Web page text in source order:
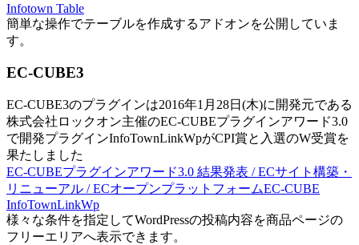
Infotown Table
簡単な操作でテーブルを作成するアドオンを公開していま
す。
EC-CUBE3
EC-CUBE3のプラグインは2016年1月28日(木)に開発元である
株式会社ロックオン主催のEC-CUBEプラグインアワード3.0
で開発プラグインInfoTownLinkWpがCPI賞と入選のW受賞を
果たしました
EC-CUBEプラグインアワード3.0 結果発表 / ECサイト構築・
リニューアル / ECオープンプラットフォームEC-CUBE
InfoTownLinkWp
様々な条件を指定してWordPressの投稿内容を商品ページの
フリーエリアへ表示できます。